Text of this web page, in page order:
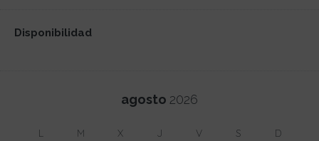
Disponibilidad
agosto 2026
L M X J V S D